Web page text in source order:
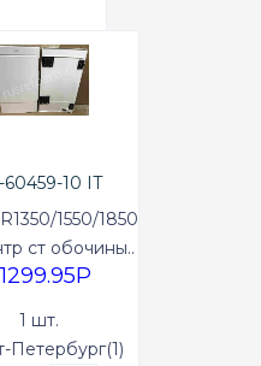
60459-10 IT
1550/1850
ст обочины..
1 шт.
Петербург(1)